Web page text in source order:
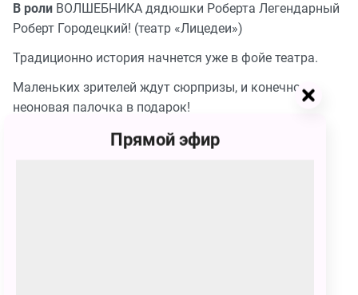
В роли ВОЛШЕБНИКА дядюшки Роберта Легендарный
Роберт Городецкий! (театр «Лицедеи»)
Традиционно история начнется уже в фойе театра.
Маленьких зрителей ждут сюрпризы, и конечно
неоновая палочка в подарок!
Художественный руководитель и режиссер Театра
Прямой эфир